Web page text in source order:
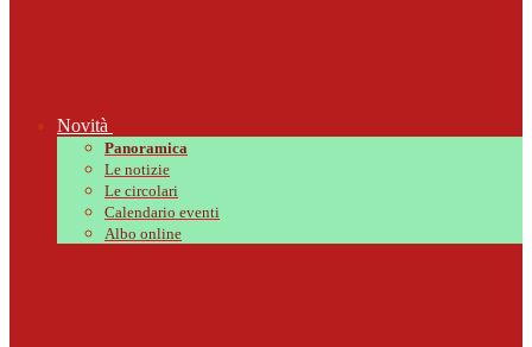
Novità
Panoramica
Le notizie
Le circolari
Calendario eventi
Albo online